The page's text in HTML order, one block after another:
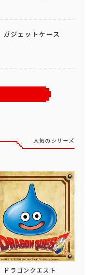
ジェットケース
人気のシリーズ
ドラゴンクエスト